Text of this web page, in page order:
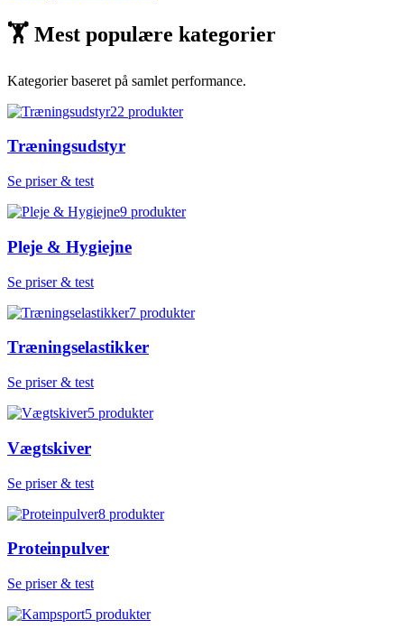
🏋 Mest populære kategorier
Kategorier baseret på samlet performance.
22 produkter
Træningsudstyr
Se priser & test
9 produkter
Pleje & Hygiejne
Se priser & test
7 produkter
Træningselastikker
Se priser & test
5 produkter
Vægtskiver
Se priser & test
8 produkter
Proteinpulver
Se priser & test
5 produkter